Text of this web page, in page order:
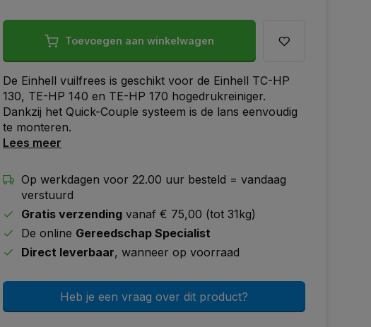
Toevoegen aan winkelwagen
De Einhell vuilfrees is geschikt voor de Einhell TC-HP
130, TE-HP 140 en TE-HP 170 hogedrukreiniger.
Dankzij het Quick-Couple systeem is de lans eenvoudig
te monteren.
Lees meer
Op werkdagen voor 22.00 uur besteld = vandaag
verstuurd
Gratis verzending vanaf € 75,00 (tot 31kg)
De online Gereedschap Specialist
Direct leverbaar, wanneer op voorraad
Heb je een vraag over dit product?